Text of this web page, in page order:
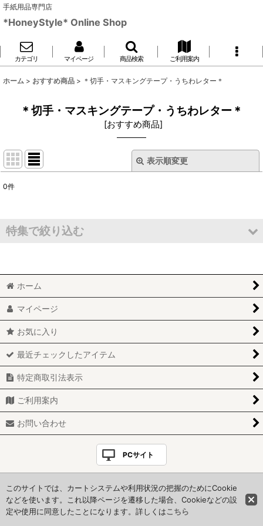
手紙用品専門店
*HoneyStyle* Online Shop
カテゴリ マイページ 商品検索 ご利用案内
ホーム > おすすめ商品 > ＊切手・マスキングテープ・うちわレター＊
＊切手・マスキングテープ・うちわレター＊
[おすすめ商品]
表示順変更
並び順:
0件
特集で絞り込む
＊白＊
＊モノクロ＊
＊グレー&シルバー＊
＊ピンク＊
＊グリーン＊
＊ダークブラウン＊
さくら便り
クリスマス
ホーム
マイページ
お気に入り
最近チェックしたアイテム
特定商取引法表示
ご利用案内
お問い合わせ
PCサイト
Copyright(C)＊HoneyStyle＊. All Rights Reserved.
当サイトに掲載の全てのコンテンツは著作権法で保護されています
Powered byおちゃのこネット ネットショップ作成サービス
このサイトでは、カートシステムや利用状況の把握のためにCookie
などを使います。これ以降ページを遷移した場合、Cookieなどの設
定や使用に同意したことになります。詳しくはこちら